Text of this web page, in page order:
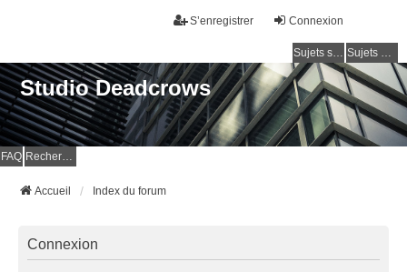
Connexion
S’enregistrer
Sujets sans réponse Sujets actifs
Studio Deadcrows
FAQ Rechercher
Accueil Index du forum
Connexion